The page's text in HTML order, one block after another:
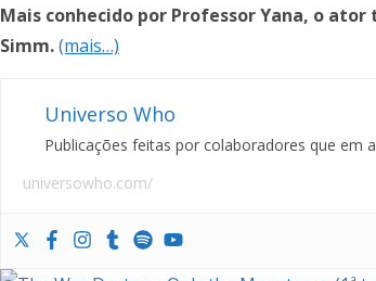
Mais conhecido por Professor Yana, o
Simm.(mais…)
Universo Who
Publicações feitas por colaboradores que
universowho.com/